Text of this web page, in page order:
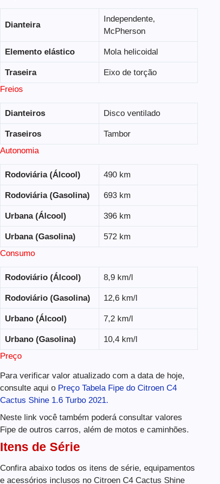
Dianteira
Independente,
McPherson
Elemento elástico Mola helicoidal
Traseira
Eixo de torção
Freios
Dianteiros Disco ventilado
Traseiros
Tambor
Autonomia
Rodoviária (Álcool) 490 km
Rodoviária (Gasolina) 693 km
Urbana (Álcool) 396 km
Urbana (Gasolina)
572 km
Consumo
Rodoviário (Álcool) 8,9 km/l
Rodoviário (Gasolina) 12,6 km/l
Urbano (Álcool) 7,2 km/l
Urbano (Gasolina)
10,4 km/l
Preço
Para verificar valor atualizado com a data de hoje,
consulte aqui o Preço Tabela Fipe do Citroen C4
Cactus Shine 1.6 Turbo 2021.
Neste link você também poderá consultar valores
Fipe de outros carros, além de motos e caminhões.
Itens de Série
Confira abaixo todos os itens de série, equipamentos
e acessórios inclusos no Citroen C4 Cactus Shine